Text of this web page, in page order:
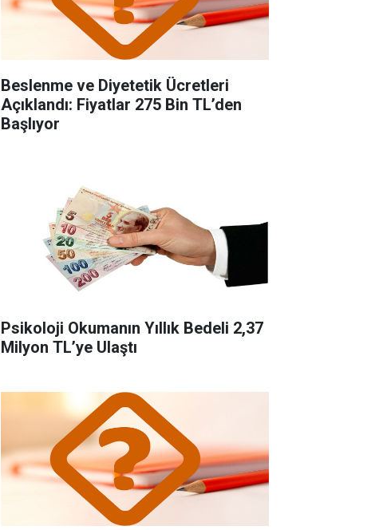
Beslenme ve Diyetetik Ücretleri
Açıklandı: Fiyatlar 275 Bin TL’den
Başlıyor
Psikoloji Okumanın Yıllık Bedeli 2,37
Milyon TL’ye Ulaştı